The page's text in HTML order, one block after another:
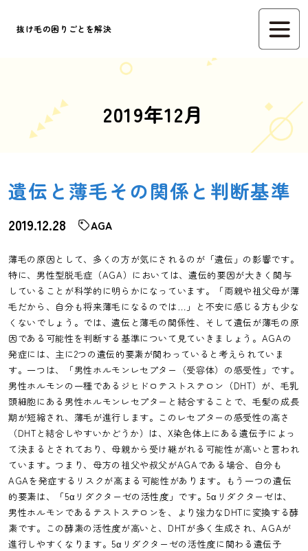
抜け毛の困りごとを解決
2019年12月
遺伝と薄毛その関係と判断基準
2019.12.28 AGA
薄毛の原因として、多くの方が気にされるのが「遺伝」の影響です。
特に、男性型脱毛症（AGA）においては、遺伝的要因が大きく関与
していることが科学的に明らかになっています。「両親や祖父母が薄
毛だから、自分も将来薄毛になるのでは…」と不安に感じる方も少な
くないでしょう。では、遺伝と薄毛の関係性、そして遺伝が薄毛の原
因である可能性を判断する基準について見ていきましょう。AGAの
発症には、主に2つの遺伝的要素が関わっていると考えられていま
す。一つは、「男性ホルモンレセプター（受容体）の感受性」です。
男性ホルモンの一種であるジヒドロテストステロン（DHT）が、毛乳
頭細胞にある男性ホルモンレセプターと結合することで、毛髪の成長
期が短縮され、薄毛が進行します。このレセプターの感受性の高さ
（DHTと結合しやすいかどうか）は、X染色体上にある遺伝子によっ
て決まるとされており、母親から受け継がれる可能性が高いと言われ
ています。つまり、母方の祖父や叔父がAGAである場合、自分も
AGAを発症するリスクが高まる可能性があります。もう一つの遺伝
的要素は、「5αリダクターゼの活性度」です。5αリダクターゼは、
男性ホルモンであるテストステロンを、より強力なDHTに変換する酵
素です。この酵素の活性度が高いと、DHTが多く生成され、AGAが
進行しやすくなります。5αリダクターゼの活性度に関わる遺伝子